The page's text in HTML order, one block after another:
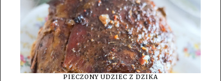
PIECZONY UDZIEC Z DZIKA